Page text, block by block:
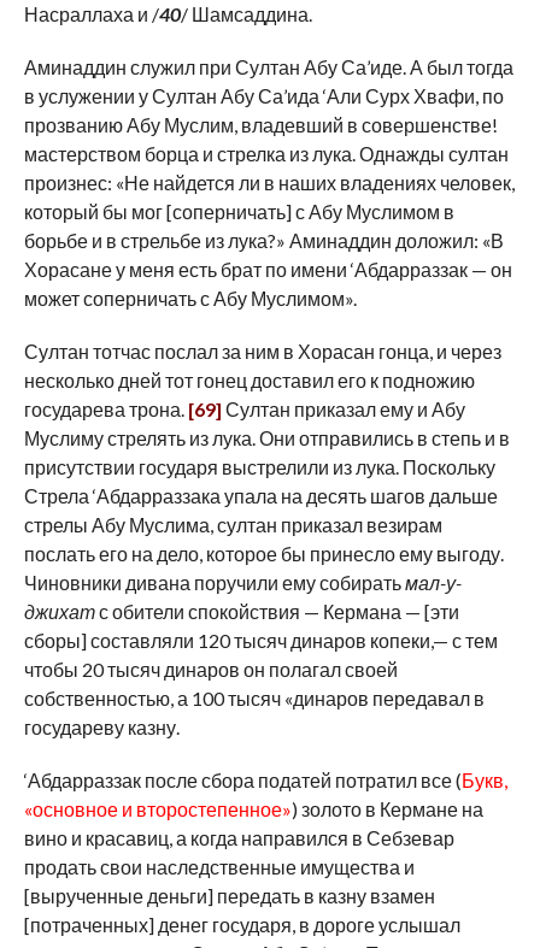
Насраллаха и /40/ Шамсаддина.
Аминаддин служил при Султан Абу Са’иде. А был тогда
в услужении у Султан Абу Са’ида ‘Али Сурх Хвафи, по
прозванию Абу Муслим, владевший в совершенстве!
мастерством борца и стрелка из лука. Однажды султан
произнес: «Не найдется ли в наших владениях человек,
который бы мог [соперничать] с Абу Муслимом в
борьбе и в стрельбе из лука?» Аминаддин доложил: «В
Хорасане у меня есть брат по имени ‘Абдарраззак — он
может соперничать с Абу Муслимом».
Султан тотчас послал за ним в Хорасан гонца, и через
несколько дней тот гонец доставил его к подножию
государева трона. [69] Султан приказал ему и Абу
Муслиму стрелять из лука. Они отправились в степь и в
присутствии государя выстрелили из лука. Поскольку
Стрела ‘Абдарраззака упала на десять шагов дальше
стрелы Абу Муслима, султан приказал везирам
послать его на дело, которое бы принесло ему выгоду.
Чиновники дивана поручили ему собиратьмал-у-
джихатс обители спокойствия — Кермана — [эти
сборы] составляли 120 тысяч динаров копеки,— с тем
чтобы 20 тысяч динаров он полагал своей
собственностью, а 100 тысяч «динаров передавал в
государеву казну.
‘Абдарраззак после сбора податей потратил все (Букв,
«основное и второстепенное») золото в Кермане на
вино и красавиц, а когда направился в Себзевар
продать свои наследственные имущества и
[вырученные деньги] передать в казну взамен
[потраченных] денег государя, в дороге услышал